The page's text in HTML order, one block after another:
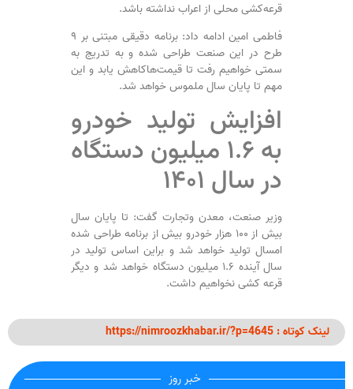
قرعه‌کشی محلی از اعراب نداشته باشد.
فاطمی امین ادامه داد: برنامه دقیقی مبتنی بر ۹
طرح در این صنعت طراحی شده و به تدریج به
سمتی خواهیم رفت تا قیمت‌هاکاهش یابد و این
مهم تا پایان سال ملموس خواهد شد.
افزایش تولید خودرو
به ۱.۶ میلیون دستگاه
در سال ۱۴۰۱
وزیر صنعت، معدن وتجارت گفت: تا پایان سال
بیش از ۱۰۰ هزار خودرو بیش از برنامه طراحی شده
امسال تولید خواهد شد و براین اساس تولید در
سال آینده ۱.۶ میلیون دستگاه خواهد شد و دیگر
قرعه کشی نخواهیم داشت.
لینک کوتاه : https://nimroozkhabar.ir/?p=4645
خبر روز